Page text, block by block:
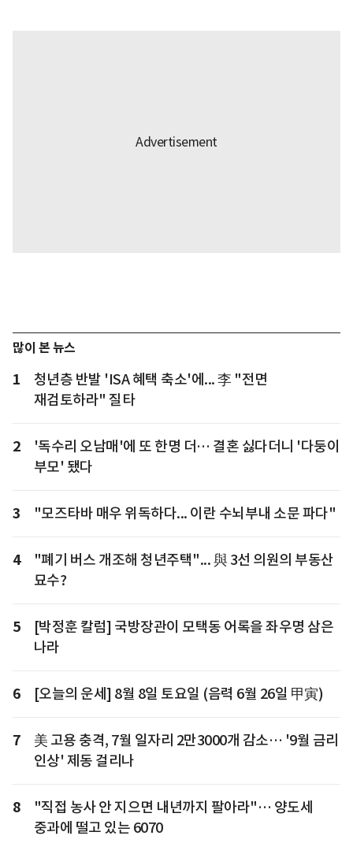
많이 본 뉴스
1
청년층 반발 'ISA 혜택 축소'에... 李 "전면
재검토하라" 질타
2
'독수리 오남매'에 또 한명 더… 결혼 싫다더니 '다둥이
부모' 됐다
3 "모즈타바 매우 위독하다... 이란 수뇌부내 소문 파다"
4
"폐기 버스 개조해 청년주택"... 與 3선 의원의 부동산
묘수?
5
[박정훈 칼럼] 국방장관이 모택동 어록을 좌우명 삼은
나라
6 [오늘의 운세] 8월 8일 토요일 (음력 6월 26일 甲寅)
7
美 고용 충격, 7월 일자리 2만3000개 감소… '9월 금리
인상' 제동 걸리나
8
"직접 농사 안 지으면 내년까지 팔아라"… 양도세
중과에 떨고 있는 6070